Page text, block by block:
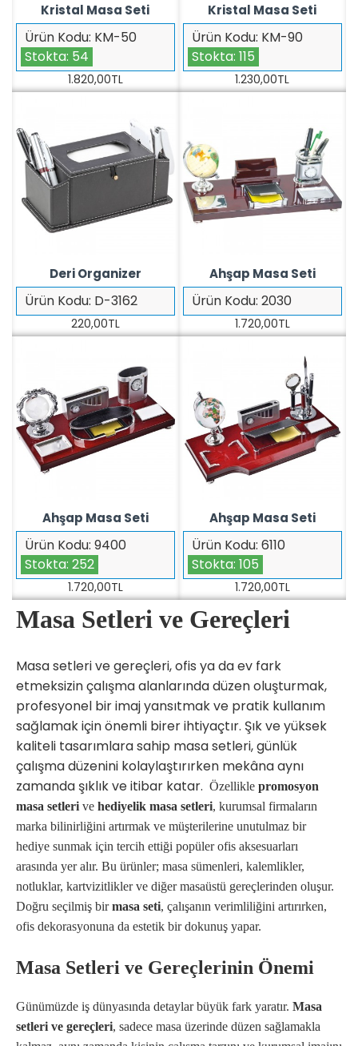
Masa Setleri ve Gereçleri
Masa setleri ve gereçleri, ofis ya da ev fark
etmeksizin çalışma alanlarında düzen oluşturmak,
profesyonel bir imaj yansıtmak ve pratik kullanım
sağlamak için önemli birer ihtiyaçtır. Şık ve yüksek
kaliteli tasarımlara sahip masa setleri, günlük
çalışma düzenini kolaylaştırırken mekâna aynı
zamanda şıklık ve itibar katar. Özellikle promosyon
masa setleri ve hediyelik masa setleri, kurumsal firmaların
marka bilinirliğini artırmak ve müşterilerine unutulmaz bir
hediye sunmak için tercih ettiği popüler ofis aksesuarları
arasında yer alır. Bu ürünler; masa sümenleri, kalemlikler,
notluklar, kartvizitlikler ve diğer masaüstü gereçlerinden oluşur.
Doğru seçilmiş birmasa seti, çalışanın verimliliğini artırırken,
ofis dekorasyonuna da estetik bir dokunuş yapar.
Masa Setleri ve Gereçlerinin Önemi
Günümüzde iş dünyasında detaylar büyük fark yaratır. Masa
setleri ve gereçleri, sadece masa üzerinde düzen sağlamakla
Ürün Kodu: KM-50
Stokta: 54
Kristal Masa Seti
1.820,00TL
Ürün Kodu: KM-90
Stokta: 115
Kristal Masa Seti
1.230,00TL
Ürün Kodu: D-3162
Deri Organizer
220,00TL
Ürün Kodu: 2030
Ahşap Masa Seti
1.720,00TL
Ürün Kodu: 9400
Stokta: 252
Ahşap Masa Seti
1.720,00TL
Ürün Kodu: 6110
Stokta: 105
Ahşap Masa Seti
1.720,00TL